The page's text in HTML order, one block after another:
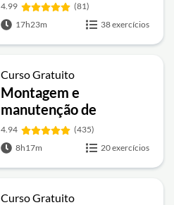
4.99
(81)
17h23m
38 exercícios
Curso Gratuito
Montagem e
manutenção de
computadores
4.94
(435)
8h17m
20 exercícios
Curso Gratuito